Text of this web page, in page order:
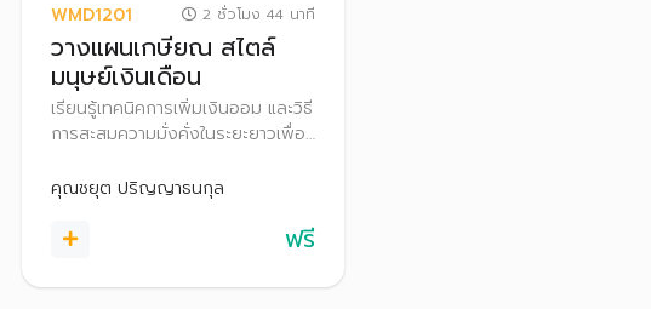
WMD1201 2 ชั่วโมง 44 นาที
วางแผนเกษียณ สไตล์
มนุษย์เงินเดือน
เรียนรู้เทคนิคการเพิ่มเงินออม และวิธี
การสะสมความมั่งคั่งในระยะยาวเพื่อ
เดือน
คุณชยุต ปริญญาธนกุล
ฟรี